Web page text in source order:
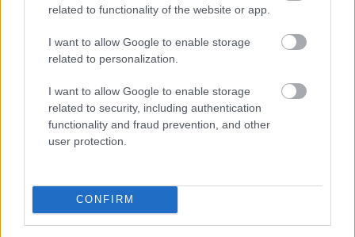
related to functionality of the website or app.
I want to allow Google to enable storage
related to personalization.
I want to allow Google to enable storage
related to security, including authentication
functionality and fraud prevention, and other
user protection.
CONFIRM
CZUNYINÉ HARCA A GMAIL ÉS AZ ÖNKÉNY ELLEN
- LETILTOTTA A GOOGLE A VÉDVONAL LEVELEZŐ
Nem vicc! A Fidesz maradéka tényleg egy ingyenes e-mail
szolgáltatást használt, hogy megvédje a Fidesz maradékát.